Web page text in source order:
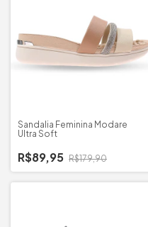
Sandalia Feminina Modare
Ultra Soft
R$89,95 R$179,90